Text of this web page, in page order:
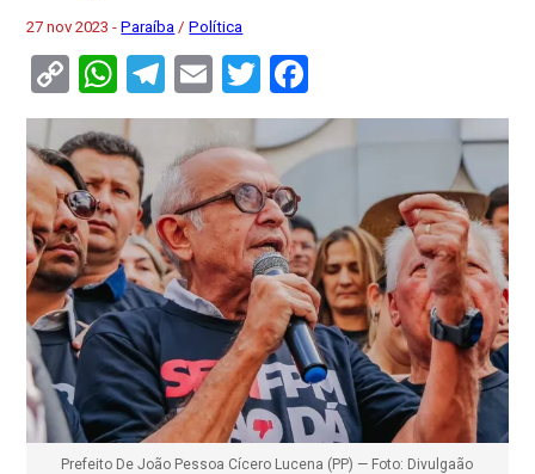
27 nov 2023 -Paraíba /Política
Copy
Link
WhatsApp
Telegram
EmailTwitter
Prefeito De João Pessoa Cícero Lucena (PP) — Foto: Divulgaão